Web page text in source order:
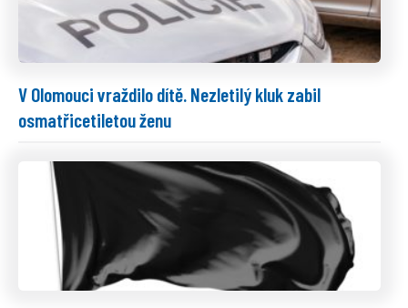
V Olomouci vraždilo dítě. Nezletilý kluk zabil
osmatřicetiletou ženu